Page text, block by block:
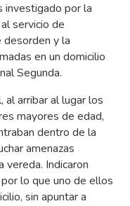
investigado por la
servicio de
y la
en un domicilio
Segunda.
al arribar al lugar los
mayores de edad,
dentro de la
amenazas
Indicaron
lo que uno de ellos
sin apuntar a